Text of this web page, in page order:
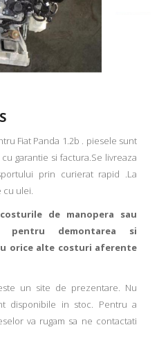
Fiat Panda 1.2b . piesele sunt
garantie si factura.Se livreaza
prin curierat rapid .La
cu ulei.
de manopera sau
pentru demontarea si
orice alte costuri aferente
un site de prezentare. Nu
disponibile in stoc. Pentru a
va rugam sa ne contactati